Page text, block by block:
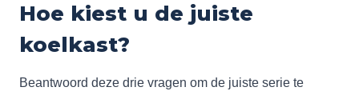
Hoe kiest u de juiste
koelkast?
Beantwoord deze drie vragen om de juiste serie te